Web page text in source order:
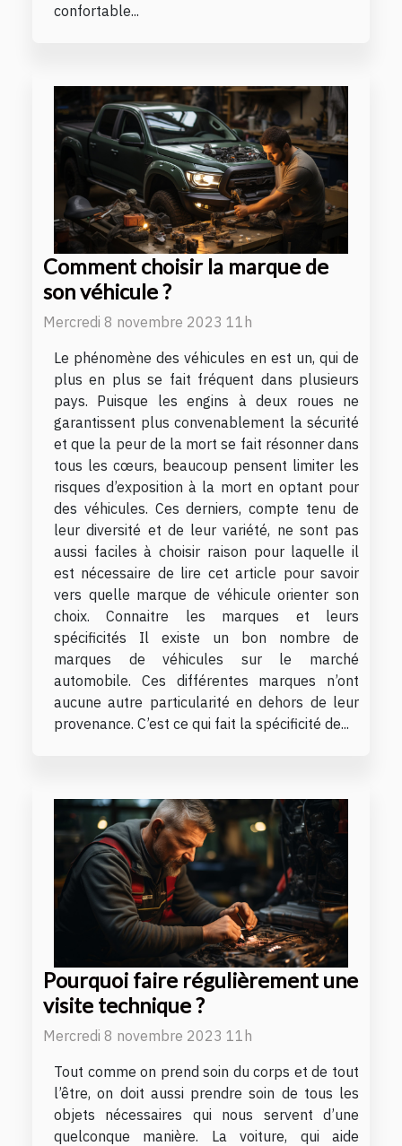
confortable...
Comment choisir la marque de
son véhicule ?
Mercredi 8 novembre 2023 11h
Le phénomène des véhicules en est un, qui de
plus en plus se fait fréquent dans plusieurs
pays. Puisque les engins à deux roues ne
garantissent plus convenablement la sécurité
et que la peur de la mort se fait résonner dans
tous les cœurs, beaucoup pensent limiter les
risques d’exposition à la mort en optant pour
des véhicules. Ces derniers, compte tenu de
leur diversité et de leur variété, ne sont pas
aussi faciles à choisir raison pour laquelle il
est nécessaire de lire cet article pour savoir
vers quelle marque de véhicule orienter son
choix. Connaitre les marques et leurs
spécificités Il existe un bon nombre de
marques de véhicules sur le marché
automobile. Ces différentes marques n’ont
aucune autre particularité en dehors de leur
provenance. C’est ce qui fait la spécificité de...
Pourquoi faire régulièrement une
visite technique ?
Mercredi 8 novembre 2023 11h
Tout comme on prend soin du corps et de tout
l’être, on doit aussi prendre soin de tous les
objets nécessaires qui nous servent d’une
quelconque manière. La voiture, qui aide